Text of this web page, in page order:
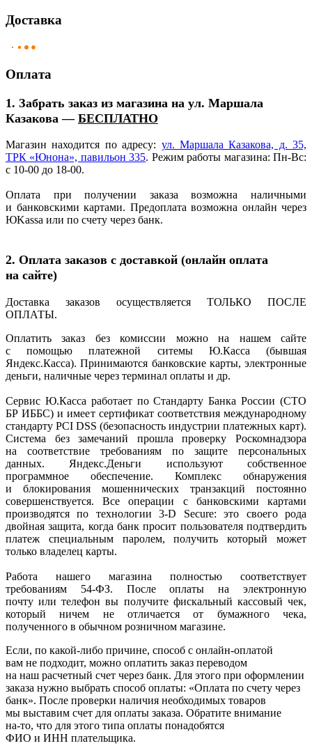
Доставка
Оплата
1. Забрать заказ из магазина на ул. Маршала
Казакова — БЕСПЛАТНО
Магазин находится по адресу: ул. Маршала Казакова, д. 35,
ТРК «Юнона», павильон 335. Режим работы магазина: Пн-Вс:
с 10-00 до 18-00.
Оплата при получении заказа возможна наличными
и банковскими картами. Предоплата возможна онлайн через
ЮKassa или по счету через банк.
2. Оплата заказов с доставкой (онлайн оплата
на сайте)
Доставка заказов осуществляется ТОЛЬКО ПОСЛЕ
ОПЛАТЫ.
Оплатить заказ без комиссии можно на нашем сайте
с помощью платежной ситемы Ю.Касса
(бывшая
Яндекс.Касса). Принимаются банковские карты, электронные
деньги, наличные через терминал оплаты и др.
Сервис Ю.Касса работает по Стандарту Банка России (СТО
БР ИББС) и имеет сертификат соответствия международному
стандарту PCI DSS (безопасность индустрии платежных карт).
Система без замечаний прошла проверку Роскомнадзора
на соответствие требованиям по защите персональных
данных. Яндекс.Деньги используют собственное
программное обеспечение. Комплекс обнаружения
и блокирования мошеннических транзакций постоянно
совершенствуется. Все операции с банковскими картами
производятся по технологии 3-D Secure: это своего рода
двойная защита, когда банк просит пользователя подтвердить
платеж специальным паролем, получить который может
только владелец карты.
Работа нашего магазина полностью соответствует
требованиям 54-ФЗ. После оплаты на электронную
почту или телефон вы получите фискальный кассовый чек,
который ничем не отличается от бумажного чека,
полученного в обычном розничном магазине.
Если, по какой-либо причине, способ с онлайн-оплатой
вам не подходит, можно оплатить заказ переводом
на наш расчетный счет через банк. Для этого при оформлении
заказа нужно выбрать способ оплаты: «Оплата по счету через
банк». После проверки наличия необходимых товаров
мы выставим счет для оплаты заказа. Обратите внимание
на-то, что для этого типа оплаты понадобятся
ФИО и ИНН плательщика.